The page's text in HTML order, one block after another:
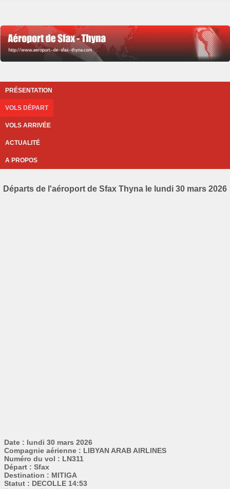
PRÉSENTATION
VOLS DÉPART
VOLS ARRIVÉE
ACTUALITÉ
A PROPOS
Départs de l'aéroport de Sfax Thyna le lundi 30 mars 2026
Date : lundi 30 mars 2026
Compagnie aérienne : LIBYAN ARAB AIRLINES
Numéro du vol : LN311
Départ : Sfax
Destination : MITIGA
Statut : DECOLLE 14:53